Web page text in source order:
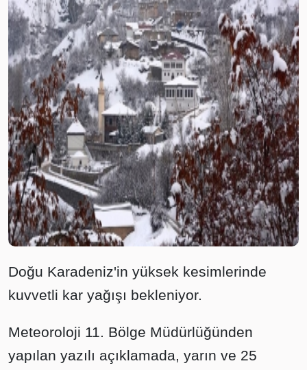
Doğu Karadeniz'in yüksek kesimlerinde
kuvvetli kar yağışı bekleniyor.
Meteoroloji 11. Bölge Müdürlüğünden
yapılan yazılı açıklamada, yarın ve 25